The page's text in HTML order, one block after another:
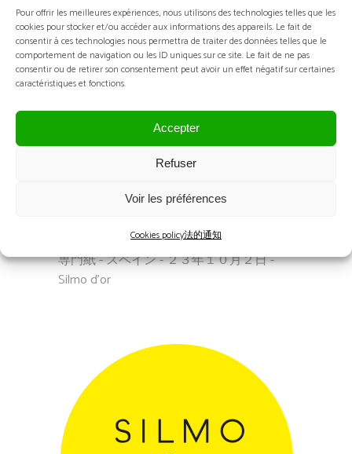
Pour offrir les meilleures expériences, nous utilisons des technologies telles que les
cookies pour stocker et/ou accéder aux informations des appareils. Le fait de
consentir à ces technologies nous permettra de traiter des données telles que le
comportement de navigation ou les ID uniques sur ce site. Le fait de ne pas
consentir ou de retirer son consentement peut avoir un effet négatif sur certaines
caractéristiques et fonctions.
Accepter
Refuser
Voir les préférences
Cookies policy法的通知
LOOKVISION
専門紙 - スペイン - ２３年１０月２日 -
Silmo d'or